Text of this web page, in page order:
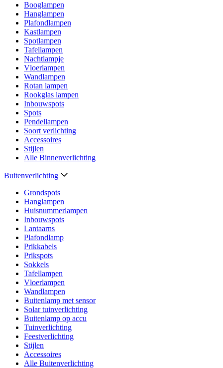
Booglampen
Hanglampen
Plafondlampen
Kastlampen
Spotlampen
Tafellampen
Nachtlampje
Vloerlampen
Wandlampen
Rotan lampen
Rookglas lampen
Inbouwspots
Spots
Pendellampen
Soort verlichting
Accessoires
Stijlen
Alle Binnenverlichting
Buitenverlichting
Grondspots
Hanglampen
Huisnummerlampen
Inbouwspots
Lantaarns
Plafondlamp
Prikkabels
Prikspots
Sokkels
Tafellampen
Vloerlampen
Wandlampen
Buitenlamp met sensor
Solar tuinverlichting
Buitenlamp op accu
Tuinverlichting
Feestverlichting
Stijlen
Accessoires
Alle Buitenverlichting